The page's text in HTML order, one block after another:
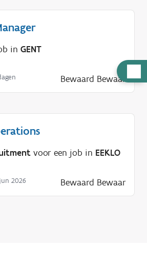
u
p
g
?
in GENT
Bewaard Bewaar
voor een job in EEKLO
2026 Bewaard Bewaar